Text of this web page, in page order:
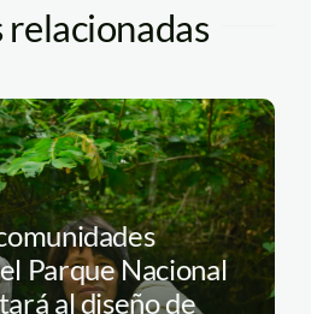
Parque Nacional
al diseño de